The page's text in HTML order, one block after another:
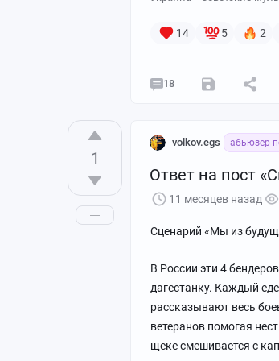
14 5 2
18
1
volkov.egs абьюзер
Ответ на пост
11 месяцев назад
Сценарий «Мы из
В России эти 4
дагестанку. Каждый
рассказывают весь
ветеранов помогая
щеке смешивается с